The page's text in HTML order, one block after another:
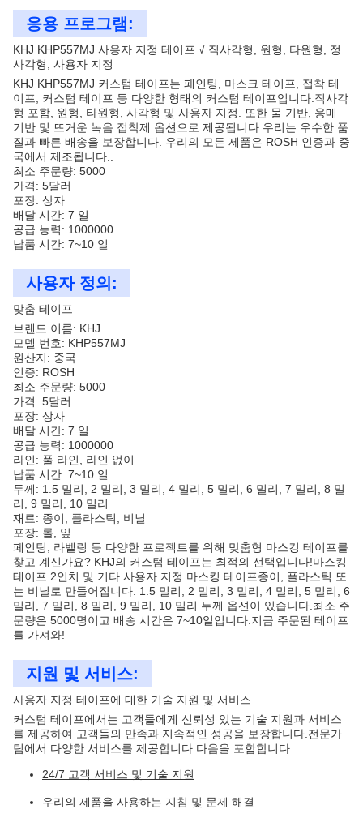
응용 프로그램:
KHJ KHP557MJ 사용자 지정 테이프 √ 직사각형, 원형, 타원형, 정
사각형, 사용자 지정
KHJ KHP557MJ 커스텀 테이프는 페인팅, 마스크 테이프, 접착 테
이프, 커스텀 테이프 등 다양한 형태의 커스텀 테이프입니다.직사각
형 포함, 원형, 타원형, 사각형 및 사용자 지정. 또한 물 기반, 용매
기반 및 뜨거운 녹음 접착제 옵션으로 제공됩니다.우리는 우수한 품
질과 빠른 배송을 보장합니다. 우리의 모든 제품은 ROSH 인증과 중
국에서 제조됩니다..
최소 주문량: 5000
가격: 5달러
포장: 상자
배달 시간: 7 일
공급 능력: 1000000
납품 시간: 7~10 일
사용자 정의:
맞춤 테이프
브랜드 이름: KHJ
모델 번호: KHP557MJ
원산지: 중국
인증: ROSH
최소 주문량: 5000
가격: 5달러
포장: 상자
배달 시간: 7 일
공급 능력: 1000000
라인: 풀 라인, 라인 없이
납품 시간: 7~10 일
두께: 1.5 밀리, 2 밀리, 3 밀리, 4 밀리, 5 밀리, 6 밀리, 7 밀리, 8 밀
리, 9 밀리, 10 밀리
재료: 종이, 플라스틱, 비닐
포장: 롤, 잎
페인팅, 라벨링 등 다양한 프로젝트를 위해 맞춤형 마스킹 테이프를
찾고 계신가요? KHJ의 커스텀 테이프는 최적의 선택입니다!마스킹
테이프 2인치 및 기타 사용자 지정 마스킹 테이프종이, 플라스틱 또
는 비닐로 만들어집니다. 1.5 밀리, 2 밀리, 3 밀리, 4 밀리, 5 밀리, 6
밀리, 7 밀리, 8 밀리, 9 밀리, 10 밀리 두께 옵션이 있습니다.최소 주
문량은 5000명이고 배송 시간은 7~10일입니다.지금 주문된 테이프
를 가져와!
지원 및 서비스:
사용자 지정 테이프에 대한 기술 지원 및 서비스
커스텀 테이프에서는 고객들에게 신뢰성 있는 기술 지원과 서비스
를 제공하여 고객들의 만족과 지속적인 성공을 보장합니다.전문가
팀에서 다양한 서비스를 제공합니다.다음을 포함합니다.
24/7 고객 서비스 및 기술 지원
우리의 제품을 사용하는 지침 및 문제 해결